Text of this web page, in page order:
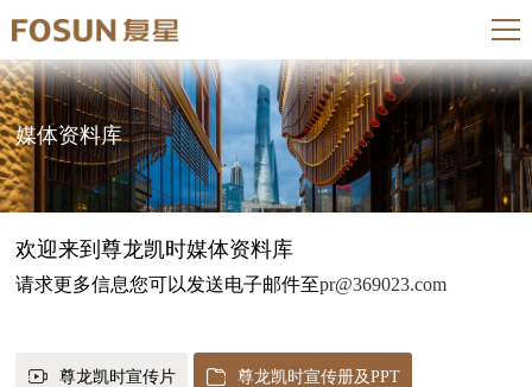
媒体资料库
欢迎来到尊龙凯时媒体资料库
请求更多信息您可以发送电子邮件至pr@369023.com
尊龙凯时宣传片 尊龙凯时宣传册及PPT